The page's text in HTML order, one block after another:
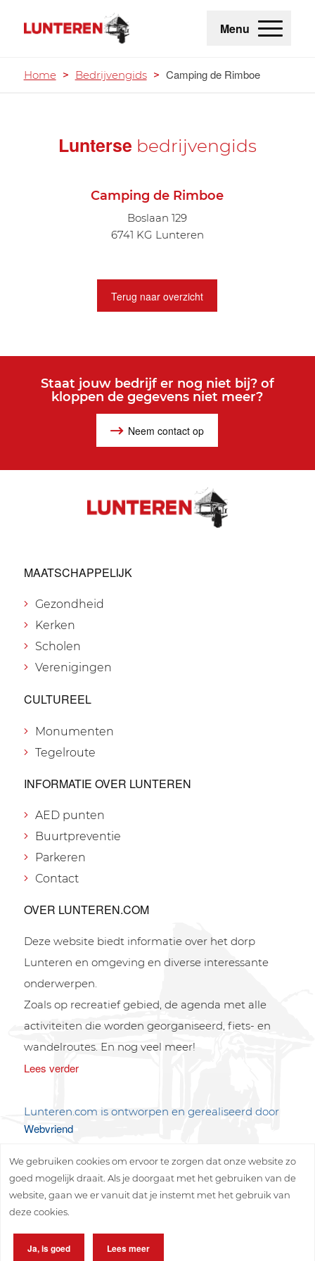
Menu
Home > Bedrijvengids > Camping de Rimboe
Lunterse bedrijvengids
Camping de Rimboe
Boslaan 129
6741 KG Lunteren
Terug naar overzicht
Staat jouw bedrijf er nog niet bij? of
kloppen de gegevens niet meer?
Neem contact op
MAATSCHAPPELIJK
Gezondheid
Kerken
Scholen
Verenigingen
CULTUREEL
Monumenten
Tegelroute
INFORMATIE OVER LUNTEREN
AED punten
Buurtpreventie
Parkeren
Contact
OVER LUNTEREN.COM
Deze website biedt informatie over het dorp
Lunteren en omgeving en diverse interessante
onderwerpen.
Zoals op recreatief gebied, de agenda met alle
activiteiten die worden georganiseerd, fiets- en
wandelroutes. En nog veel meer!
Lees verder
Lunteren.com is ontworpen en gerealiseerd door
Webvriend
We gebruiken cookies om ervoor te zorgen dat onze website zo
goed mogelijk draait. Als je doorgaat met het gebruiken van de
website, gaan we er vanuit dat je instemt met het gebruik van
deze cookies.
Ja, is goed Lees meer